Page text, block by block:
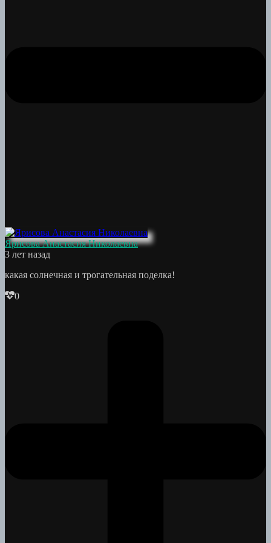
Ярисова Анастасия Николаевна
3 лет назад
какая солнечная и трогательная поделка!
0